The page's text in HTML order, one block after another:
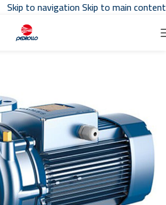
Skip to navigationSkip to main content
توكيل بدرلو